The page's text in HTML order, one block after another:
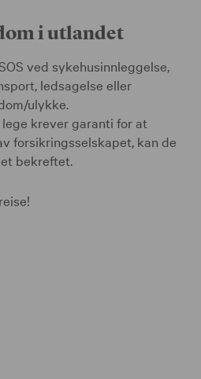
i utlandet
ved sykehusinnleggelse,
ledsagelse eller
ulykke.
krever garanti for at
forsikringsselskapet, kan de
bekreftet.